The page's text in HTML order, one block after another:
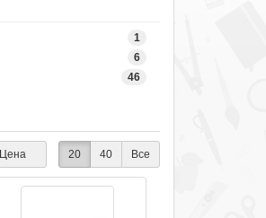
1
6
46
Цена 20 40 Все